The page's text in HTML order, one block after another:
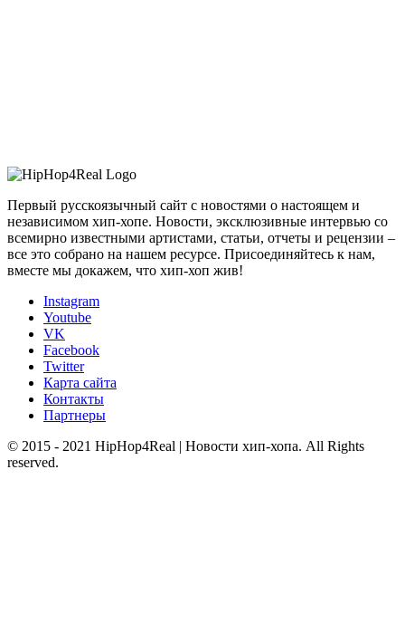
Первый русскоязычный сайт с новостями о настоящем и
независимом хип-хопе. Новости, эксклюзивные интервью со
всемирно известными артистами, статьи, отчеты и рецензии –
все это собрано на нашем ресурсе. Присоединяйтесь к нам,
вместе мы докажем, что хип-хоп жив!
Instagram
Youtube
VK
Facebook
Twitter
Карта сайта
Контакты
Партнеры
© 2015 - 2021 HipHop4Real | Новости хип-хопа. All Rights
reserved.